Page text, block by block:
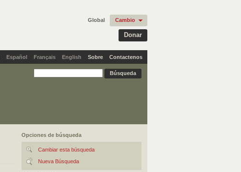
Donar
Global Cambio
Español Français English Sobre Contactenos
Opciones de búsqueda
Cambiar esta búsqueda
Nueva Búsqueda